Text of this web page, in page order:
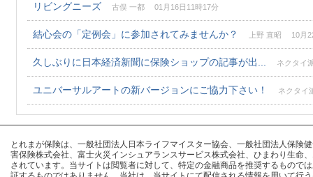
リビングニーズ 古俣 一都 01月16日11時17分
結心会の「定例会」に参加されてみませんか？ 上野 直昭 10月
久しぶりに日本経済新聞に保険ショップの記事が出... ネクタイ
ユニバーサルアートの新バージョンにご協力下さい！ ネクタイ
とれまが保険は、一般社団法人日本ライフマイスター協会、一般社団法人保
害保険株式会社、富士火災インシュアランスサービス株式会社、ひまわり生命
されています。当サイトは閲覧者に対して、特定の金融商品を推奨するもので